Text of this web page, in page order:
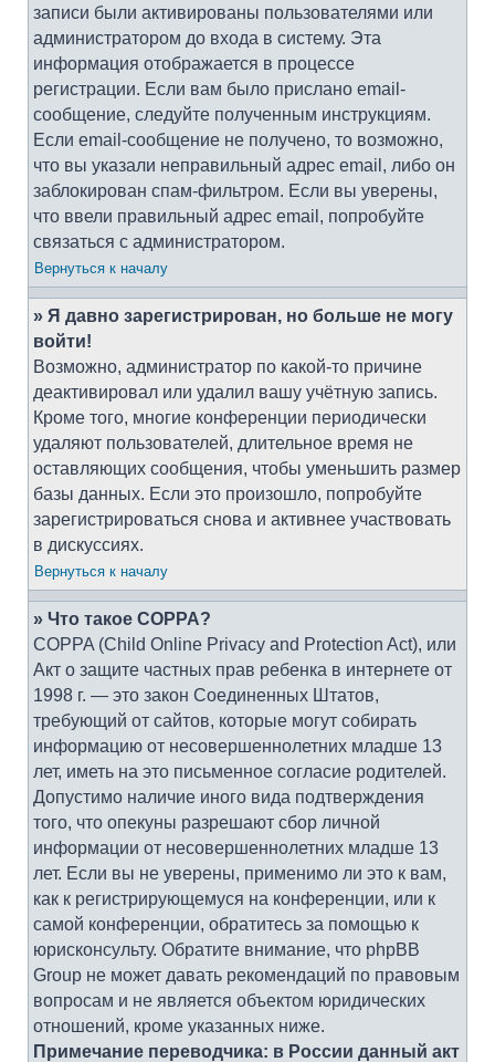
записи были активированы пользователями или
администратором до входа в систему. Эта
информация отображается в процессе
регистрации. Если вам было прислано email-
сообщение, следуйте полученным инструкциям.
Если email-сообщение не получено, то возможно,
что вы указали неправильный адрес email, либо он
заблокирован спам-фильтром. Если вы уверены,
что ввели правильный адрес email, попробуйте
связаться с администратором.
Вернуться к началу
» Я давно зарегистрирован, но больше не могу
войти!
Возможно, администратор по какой-то причине
деактивировал или удалил вашу учётную запись.
Кроме того, многие конференции периодически
удаляют пользователей, длительное время не
оставляющих сообщения, чтобы уменьшить размер
базы данных. Если это произошло, попробуйте
зарегистрироваться снова и активнее участвовать
в дискуссиях.
Вернуться к началу
» Что такое COPPA?
COPPA (Child Online Privacy and Protection Act), или
Акт о защите частных прав ребенка в интернете от
1998 г. — это закон Соединенных Штатов,
требующий от сайтов, которые могут собирать
информацию от несовершеннолетних младше 13
лет, иметь на это письменное согласие родителей.
Допустимо наличие иного вида подтверждения
того, что опекуны разрешают сбор личной
информации от несовершеннолетних младше 13
лет. Если вы не уверены, применимо ли это к вам,
как к регистрирующемуся на конференции, или к
самой конференции, обратитесь за помощью к
юрисконсульту. Обратите внимание, что phpBB
Group не может давать рекомендаций по правовым
вопросам и не является объектом юридических
отношений, кроме указанных ниже.
Примечание переводчика: в России данный акт